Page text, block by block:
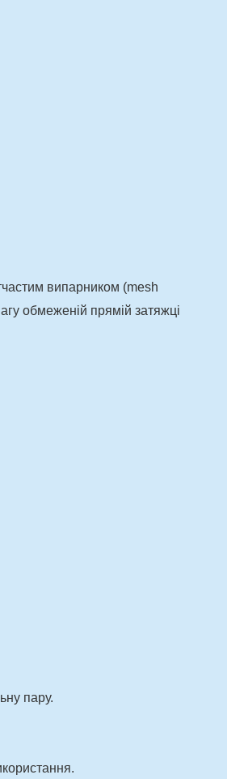
випарником (mesh
обмеженій прямій затяжці
пару.